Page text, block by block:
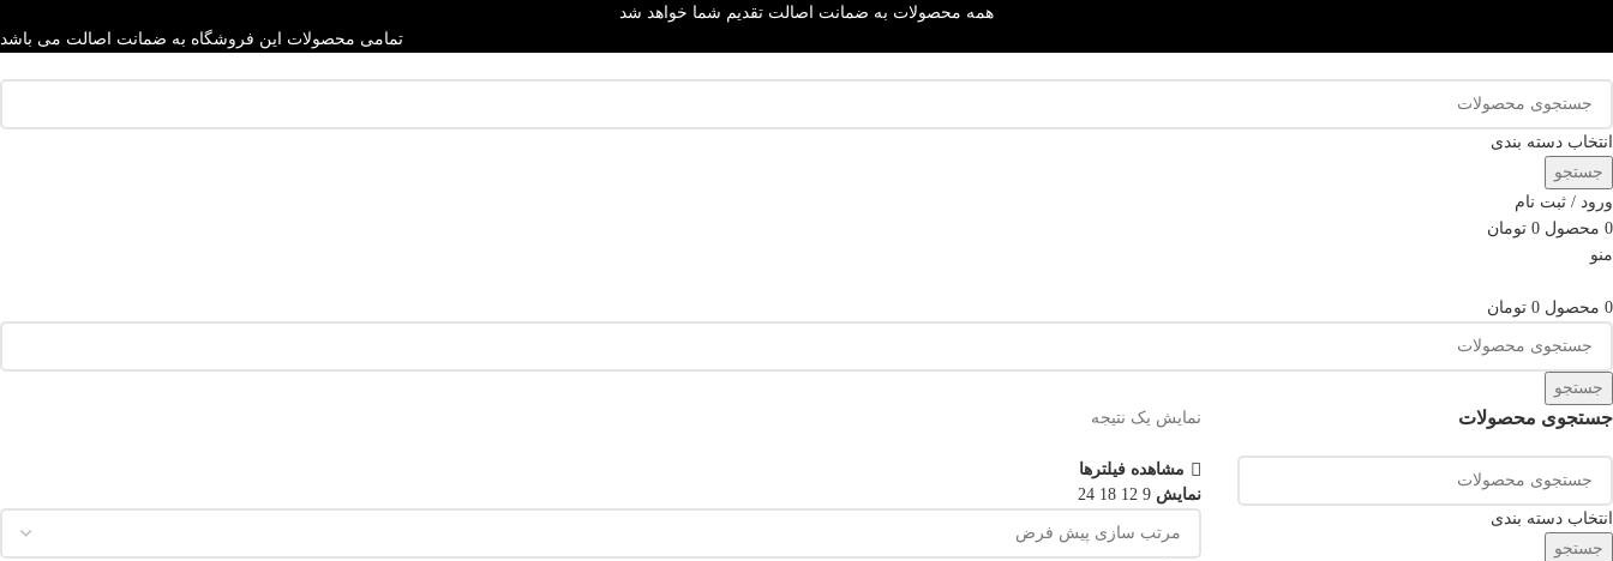
همه محصولات به ضمانت اصالت تقدیم شما خواهد شد
تمامی محصولات این فروشگاه به ضمانت اصالت می باشد
انتخاب دسته بندی
جستجو
ورود / ثبت نام
0 محصول 0 تومان
منو
0 محصول 0 تومان
جستجو
جستجوی محصولات
انتخاب دسته بندی
جستجو
نمایش یک نتیجه
مشاهده فیلترها
نمایش9
12
18
24